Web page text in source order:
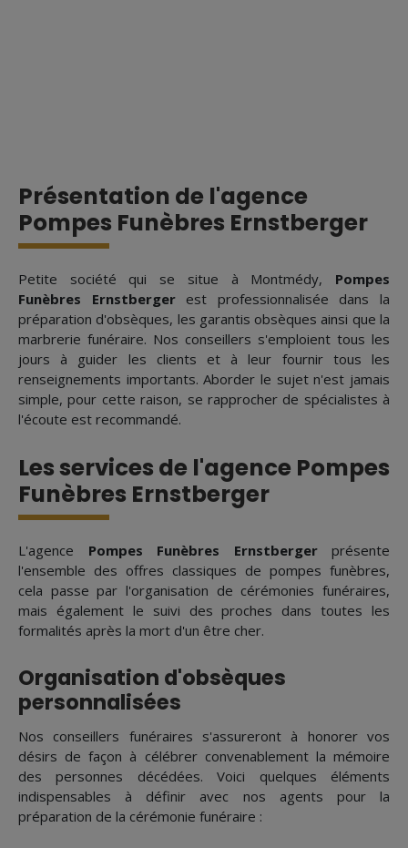
Présentation de l'agence
Pompes Funèbres Ernstberger
Petite société qui se situe à Montmédy, Pompes
Funèbres Ernstbergerest professionnalisée dans la
préparation d'obsèques, les garantis obsèques ainsi que la
marbrerie funéraire. Nos conseillers s'emploient tous les
jours à guider les clients et à leur fournir tous les
renseignements importants. Aborder le sujet n'est jamais
simple, pour cette raison, se rapprocher de spécialistes à
l'écoute est recommandé.
Les services de l'agence Pompes
Funèbres Ernstberger
L'agence Pompes Funèbres Ernstbergerprésente
l'ensemble des offres classiques de pompes funèbres,
cela passe par l'organisation de cérémonies funéraires,
mais également le suivi des proches dans toutes les
formalités après la mort d'un être cher.
Organisation d'obsèques
personnalisées
Nos conseillers funéraires s'assureront à honorer vos
désirs de façon à célébrer convenablement la mémoire
des personnes décédées. Voici quelques éléments
indispensables à définir avec nos agents pour la
préparation de la cérémonie funéraire :